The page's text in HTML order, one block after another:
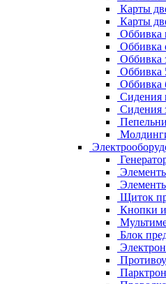
Карты
Карты
Оббивка
Оббивка
Оббивка
Оббивка
Оббивка
Сидения
Сидения
Щиток
Кнопки
Блок